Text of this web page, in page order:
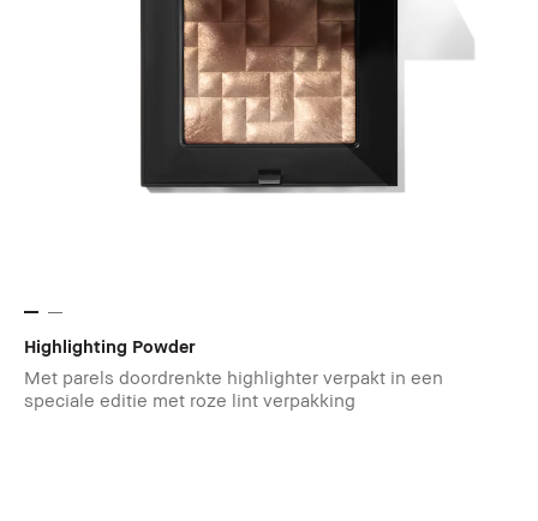
Highlighting Powder
Met parels doordrenkte highlighter verpakt in een
speciale editie met roze lint verpakking